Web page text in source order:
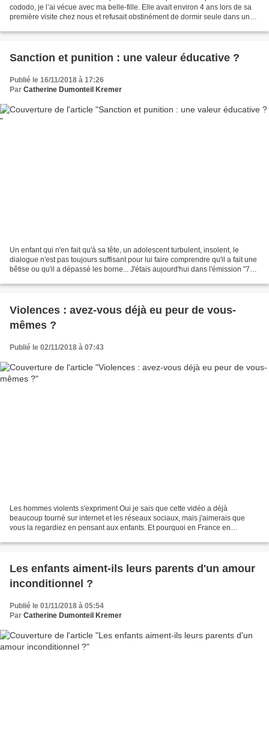
cododo, je l’ai vécue avec ma belle-fille. Elle avait environ 4 ans lors de sa
première visite chez nous et refusait obstinément de dormir seule dans une
Sanction et punition : une valeur éducative ?
Publié le 16/11/2018 à 17:26
Par Catherine Dumonteil Kremer
Un enfant qui n'en fait qu'à sa tête, un adolescent turbulent, insolent, le
dialogue n'est pas toujours suffisant pour lui faire comprendre qu'il a fait une
bêtise ou qu'il a dépassé les borne... J'étais aujourd'hui dans l'émission "7
Violences : avez-vous déjà eu peur de vous-
mêmes ?
Publié le 02/11/2018 à 07:43
Les hommes violents s'expriment Oui je sais que cette vidéo a déjà
beaucoup tourné sur internet et les réseaux sociaux, mais j'aimerais que
vous la regardiez en pensant aux enfants. Et pourquoi en France en
Les enfants aiment-ils leurs parents d'un amour
inconditionnel ?
Publié le 01/11/2018 à 05:54
Par Catherine Dumonteil Kremer